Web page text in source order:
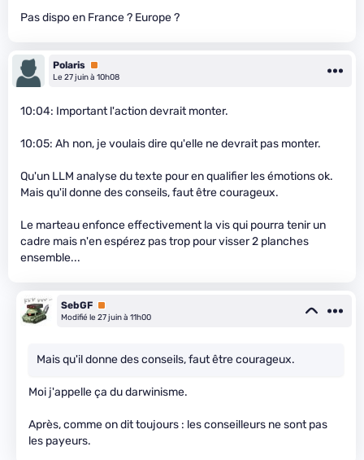
Pas dispo en France ? Europe ?
Polaris Premium
Le 27 juin à 10h08
10:04: Important l'action devrait monter.
10:05: Ah non, je voulais dire qu'elle ne devrait pas monter.
Qu'un LLM analyse du texte pour en qualifier les émotions ok.
Mais qu'il donne des conseils, faut être courageux.
Le marteau enfonce effectivement la vis qui pourra tenir un
cadre mais n'en espérez pas trop pour visser 2 planches
ensemble...
SebGF Premium
Modifié le 27 juin à 11h00
Mais qu'il donne des conseils, faut être courageux.
Moi j'appelle ça du darwinisme.
Après, comme on dit toujours : les conseilleurs ne sont pas
les payeurs.